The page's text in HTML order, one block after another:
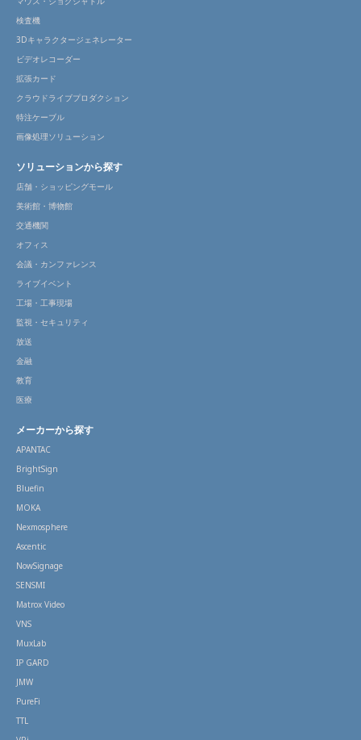
検査機
3Dキャラクタージェネレーター
ビデオレコーダー
拡張カード
クラウドライブプロダクション
特注ケーブル
画像処理ソリューション
ソリューションから探す
店舗・ショッピングモール
美術館・博物館
交通機関
オフィス
会議・カンファレンス
ライブイベント
工場・工事現場
監視・セキュリティ
放送
金融
教育
医療
メーカーから探す
APANTAC
BrightSign
Bluefin
MOKA
Nexmosphere
Ascentic
NowSignage
SENSMI
Matrox Video
VNS
MuxLab
IP GARD
JMW
PureFi
TTL